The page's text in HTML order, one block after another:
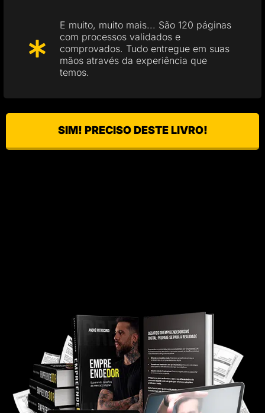
E muito, muito mais... São 120 páginas
com processos validados e
comprovados. Tudo entregue em suas
mãos através da experiência que
temos.
SIM! PRECISO DESTE LIVRO!